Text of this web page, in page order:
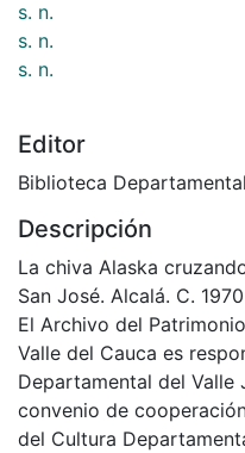
1970-01-01
Autores
s. n.
Editor
Biblioteca
Descripción
La chiva Alaska
San José. Alcalá. C. 1970
El Archivo del
Valle del Cauca es